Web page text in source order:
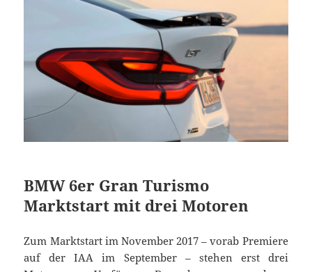
BMW 6er Gran Turismo
Marktstart mit drei Motoren
Zum Marktstart im November 2017 – vorab Premiere
auf der IAA im September – stehen erst drei